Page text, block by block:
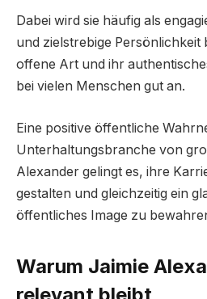
Dabei wird sie häufig als
und zielstrebige Persönlichkeit
offene Art und ihr
bei vielen Menschen gut an.
Eine positive öffentliche
Unterhaltungsbranche von
Alexander gelingt es, ihre
gestalten und gleichzeitig ein
öffentliches Image zu
Warum Jaimie